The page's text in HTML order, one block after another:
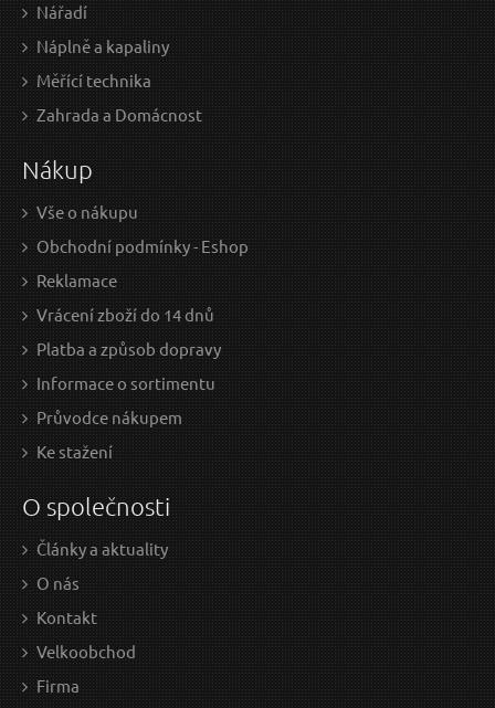
Nářadí
Náplně a kapaliny
Měřící technika
Zahrada a Domácnost
Nákup
Vše o nákupu
Obchodní podmínky - Eshop
Reklamace
Vrácení zboží do 14 dnů
Platba a způsob dopravy
Informace o sortimentu
Průvodce nákupem
Ke stažení
O společnosti
Články a aktuality
O nás
Kontakt
Velkoobchod
Firma